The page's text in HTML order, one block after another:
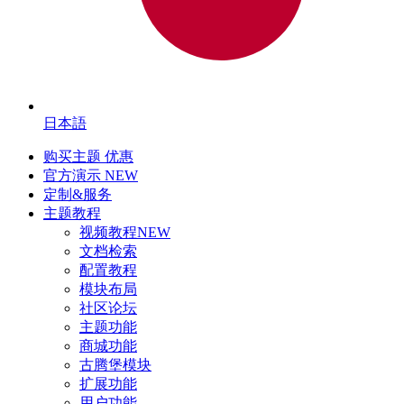
日本語
购买主题 优惠
官方演示 NEW
定制&服务
主题教程
视频教程NEW
文档检索
配置教程
模块布局
社区论坛
主题功能
商城功能
古腾堡模块
扩展功能